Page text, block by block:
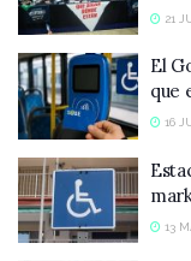
21
El
que
16
13